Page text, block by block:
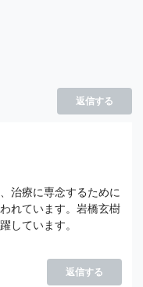
返信する
治療に専念するために
れています。岩橋玄樹
しています。
返信する